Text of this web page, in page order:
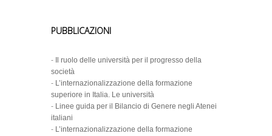
PUBBLICAZIONI
-
Il ruolo delle università per il progresso della
società
- L’internazionalizzazione della formazione
superiore in Italia. Le università
- Linee guida per il Bilancio di Genere negli Atenei
italiani
- L’internazionalizzazione della formazione